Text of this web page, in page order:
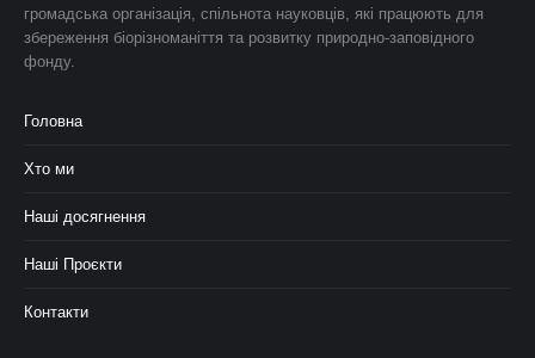
громадська організація, спільнота науковців, які працюють для
збереження біорізноманіття та розвитку природно-заповідного
фонду.
Головна
Хто ми
Наші досягнення
Наші Проєкти
Контакти